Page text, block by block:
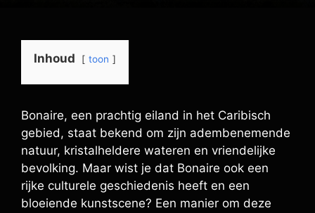
Inhoud toon
Bonaire, een prachtig eiland in het Caribisch
gebied, staat bekend om zijn adembenemende
natuur, kristalheldere wateren en vriendelijke
bevolking. Maar wist je dat Bonaire ook een
rijke culturele geschiedenis heeft en een
bloeiende kunstscene? Een manier om deze